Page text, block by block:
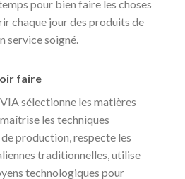
pour bien faire les choses
chaque jour des produits de
service soigné.
faire
sélectionne les matières
les techniques
production, respecte les
traditionnelles, utilise
technologiques pour